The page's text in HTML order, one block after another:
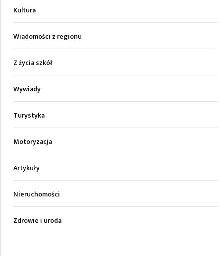
Kultura
Wiadomości z regionu
Z życia szkół
Wywiady
Turystyka
Motoryzacja
Artykuły
Nieruchomości
Zdrowie i uroda